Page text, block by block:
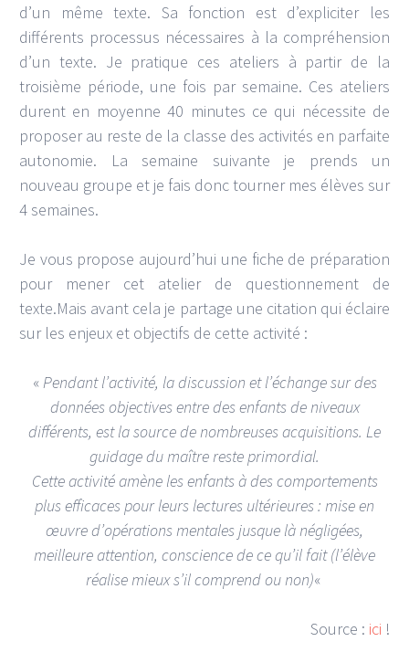
d’un même texte. Sa fonction est d’expliciter les
différents processus nécessaires à la compréhension
d’un texte. Je pratique ces ateliers à partir de la
troisième période, une fois par semaine. Ces ateliers
durent en moyenne 40 minutes ce qui nécessite de
proposer au reste de la classe des activités en parfaite
autonomie. La semaine suivante je prends un
nouveau groupe et je fais donc tourner mes élèves sur
4 semaines.
Je vous propose aujourd’hui une fiche de préparation
pour mener cet atelier de questionnement de
texte.Mais avant cela je partage une citation qui éclaire
sur les enjeux et objectifs de cette activité :
«Pendant l’activité, la discussion et l’échange sur des
données objectives entre des enfants de niveaux
différents, est la source de nombreuses acquisitions. Le
guidage du maître reste primordial.
Cette activité amène les enfants à des comportements
plus efficaces pour leurs lectures ultérieures : mise en
œuvre d’opérations mentales jusque là négligées,
meilleure attention, conscience de ce qu’il fait (l’élève
réalise mieux s’il comprend ou non)«
Source : ici !